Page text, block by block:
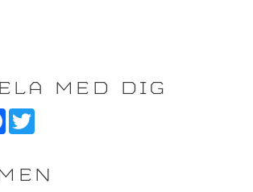
MED DIG
F
b
o
T
t
e